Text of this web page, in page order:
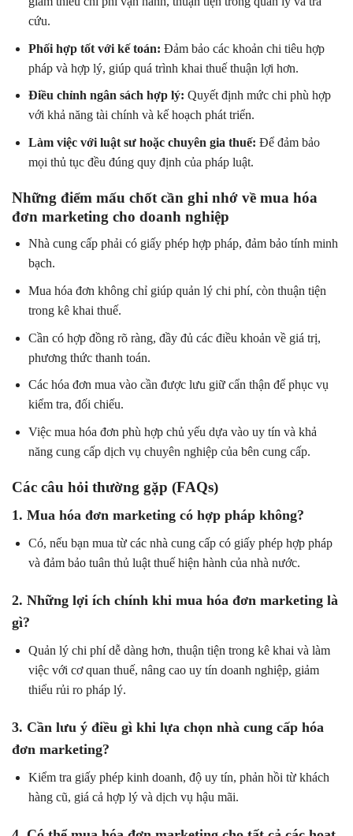
cứu.
Phối hợp tốt với kế toán: Đảm bảo các khoản chi tiêu hợp
pháp và hợp lý, giúp quá trình khai thuế thuận lợi hơn.
Điều chỉnh ngân sách hợp lý: Quyết định mức chi phù hợp
với khả năng tài chính và kế hoạch phát triển.
Làm việc với luật sư hoặc chuyên gia thuế: Để đảm bảo
mọi thủ tục đều đúng quy định của pháp luật.
Những điểm mấu chốt cần ghi nhớ về mua hóa
đơn marketing cho doanh nghiệp
Nhà cung cấp phải có giấy phép hợp pháp, đảm bảo tính minh
bạch.
Mua hóa đơn không chỉ giúp quản lý chi phí, còn thuận tiện
trong kê khai thuế.
Cần có hợp đồng rõ ràng, đầy đủ các điều khoản về giá trị,
phương thức thanh toán.
Các hóa đơn mua vào cần được lưu giữ cẩn thận để phục vụ
kiểm tra, đối chiếu.
Việc mua hóa đơn phù hợp chủ yếu dựa vào uy tín và khả
năng cung cấp dịch vụ chuyên nghiệp của bên cung cấp.
Các câu hỏi thường gặp (FAQs)
1. Mua hóa đơn marketing có hợp pháp không?
Có, nếu bạn mua từ các nhà cung cấp có giấy phép hợp pháp
và đảm bảo tuân thủ luật thuế hiện hành của nhà nước.
2. Những lợi ích chính khi mua hóa đơn marketing là
gì?
Quản lý chi phí dễ dàng hơn, thuận tiện trong kê khai và làm
việc với cơ quan thuế, nâng cao uy tín doanh nghiệp, giảm
thiểu rủi ro pháp lý.
3. Cần lưu ý điều gì khi lựa chọn nhà cung cấp hóa
đơn marketing?
Kiểm tra giấy phép kinh doanh, độ uy tín, phản hồi từ khách
hàng cũ, giá cả hợp lý và dịch vụ hậu mãi.